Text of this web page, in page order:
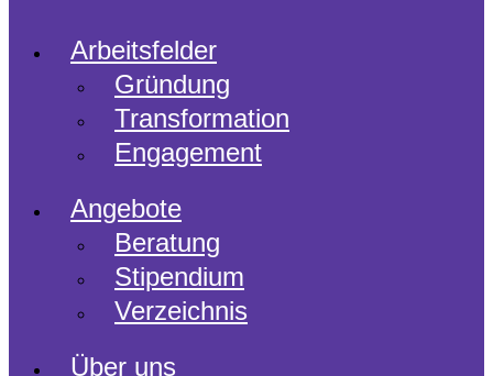
Arbeitsfelder
Gründung
Transformation
Engagement
Angebote
Beratung
Stipendium
Verzeichnis
Über uns